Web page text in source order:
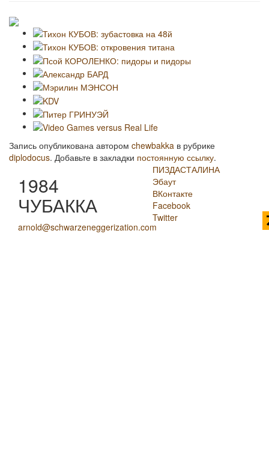
Запись опубликована автором chewbakka в рубрике
diplodocus. Добавьте в закладки постоянную ссылку.
1984
ЧУБАККА
arnold@schwarzeneggerization.com
ПИЗДАСТАЛИНА
Эбаут
ВКонтакте
Facebook
Twitter